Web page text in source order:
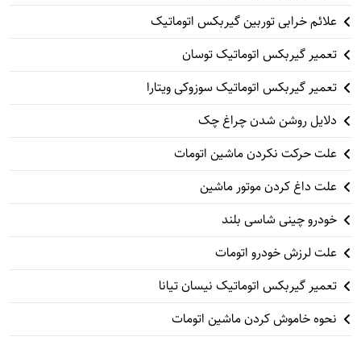
علائم خرابی توربین گیربکس اتوماتیک
تعمیر گیربکس اتوماتیک توسان
تعمیر گیربکس اتوماتیک سوزوکی ویتارا
دلایل روشن شدن چراغ چک
علت حرکت نکردن ماشین اتومات
علت داغ کردن موتور ماشین
خودرو چینی شاسی بلند
علت لرزش خودرو اتومات
تعمیر گیربکس اتوماتیک نیسان تیانا
نحوه خاموش کردن ماشین اتومات